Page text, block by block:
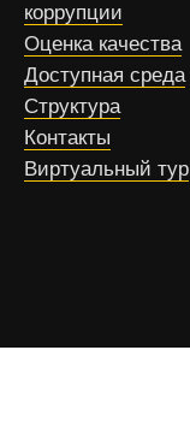
коррупции
Оценка качества
Доступная среда
Структура
Контакты
Виртуальный тур